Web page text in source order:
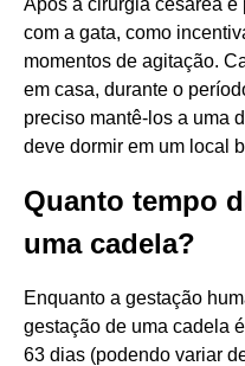
Após a cirurgia cesárea
com a gata, como
momentos de agitação.
em casa, durante o
preciso mantê-los a uma
deve dormir em um local
Quanto tempo
uma cadela?
Enquanto a gestação
gestação de uma cadela
63 dias (podendo variar